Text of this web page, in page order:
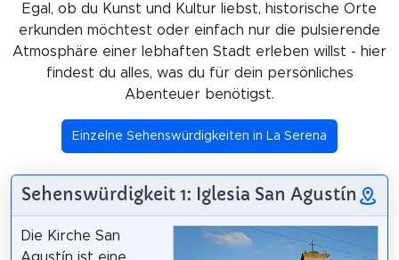
Egal, ob du Kunst und Kultur liebst, historische Orte
erkunden möchtest oder einfach nur die pulsierende
Atmosphäre einer lebhaften Stadt erleben willst - hier
findest du alles, was du für dein persönliches
Abenteuer benötigst.
Einzelne Sehenswürdigkeiten in La Serena
Sehenswürdigkeit 1: Iglesia San Agustín
Die Kirche San
Agustín ist eine